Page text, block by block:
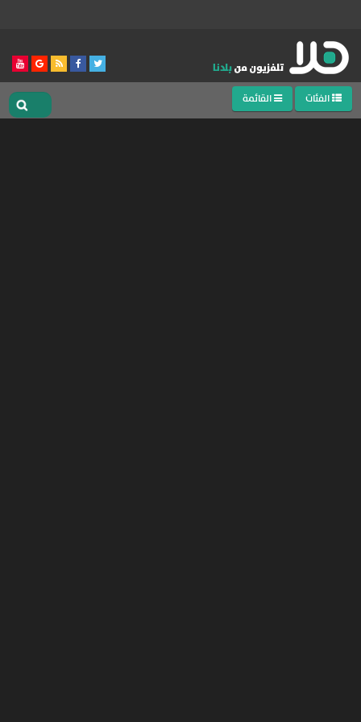
الفئات القائمة